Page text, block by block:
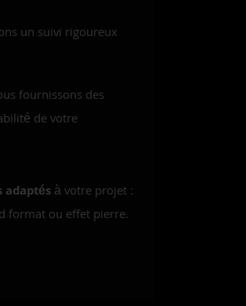
un suivi rigoureux
fournissons des
de votre
adaptésà votre projet :
format ou effet pierre.